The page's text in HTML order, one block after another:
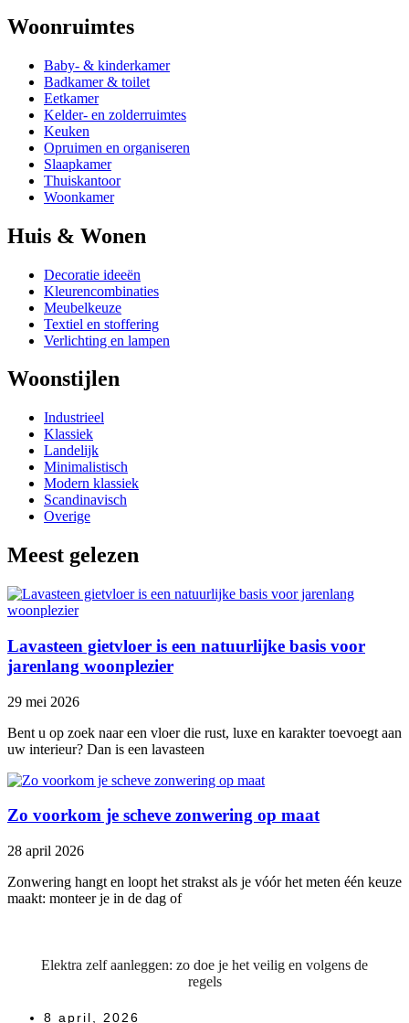
Woonruimtes
Baby- & kinderkamer
Badkamer & toilet
Eetkamer
Kelder- en zolderruimtes
Keuken
Opruimen en organiseren
Slaapkamer
Thuiskantoor
Woonkamer
Huis & Wonen
Decoratie ideeën
Kleurencombinaties
Meubelkeuze
Textiel en stoffering
Verlichting en lampen
Woonstijlen
Industrieel
Klassiek
Landelijk
Minimalistisch
Modern klassiek
Scandinavisch
Overige
Meest gelezen
Lavasteen gietvloer is een natuurlijke basis voor
jarenlang woonplezier
29 mei 2026
Bent u op zoek naar een vloer die rust, luxe en karakter toevoegt aan
uw interieur? Dan is een lavasteen
Zo voorkom je scheve zonwering op maat
28 april 2026
Zonwering hangt en loopt het strakst als je vóór het meten één keuze
maakt: monteer je in de dag of
Elektra zelf aanleggen: zo doe je het veilig en volgens de
regels
8 april, 2026